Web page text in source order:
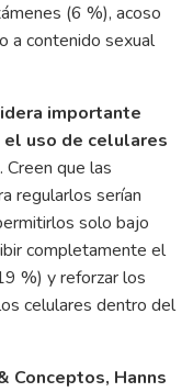
(6 %), acoso
a contenido sexual
importante
uso de celulares
. Creen que las
regularlos serían
solo bajo
completamente el
%) y reforzar los
celulares dentro del
Conceptos, Hanns